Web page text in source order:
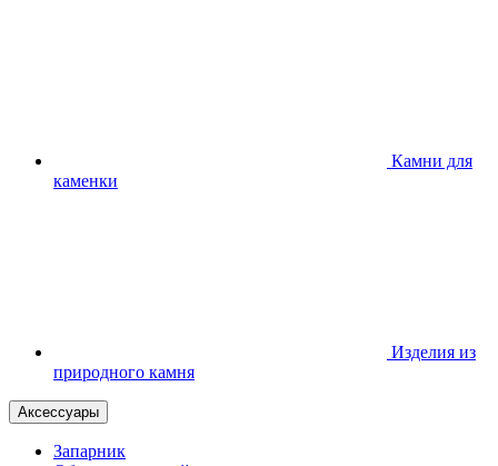
Камни для
каменки
Изделия из
природного камня
Аксессуары
Запарник